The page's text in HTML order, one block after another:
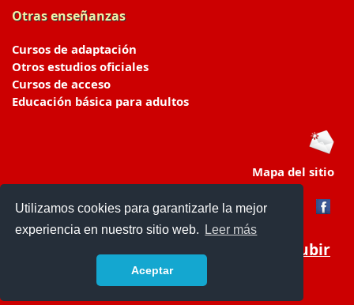
Utilizamos cookies para garantizarle la mejor
experiencia en nuestro sitio web.
Leer más
Aceptar
Otras enseñanzas
Cursos de adaptación
Otros estudios oficiales
Cursos de acceso
Educación básica para adultos
Mapa del sitio
Subir